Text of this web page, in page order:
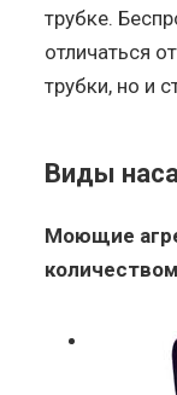
трубке.
отличаться
трубки, но и
Виды
Моющие